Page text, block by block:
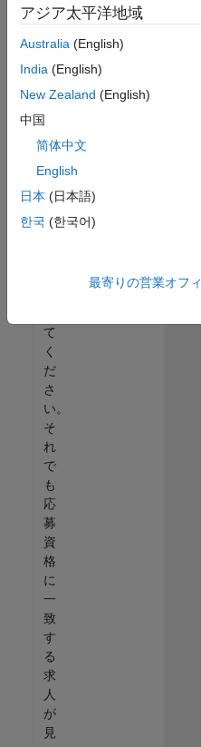
範
囲
を
広
る
か、
す
て
の
求
て
く
だ
さ
い。
そ
れ
で
も
応
募
資
格
に
一
致
す
る
求
人
が
見
アジア太平洋地域
Australia (English)
India (English)
New Zealand (English)
中国
简体中文
English
日本 (日本語)
한국 (한국어)
最寄りの営業オフ